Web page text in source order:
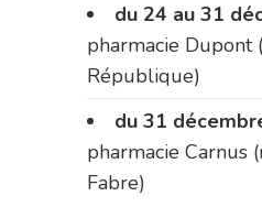
du 24 au 31
pharmacie Dupont
République)
du 31
pharmacie Carnus
Fabre)